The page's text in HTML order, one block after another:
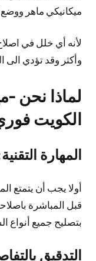
ميكانيكي ماهر
لأنه أي خلل في
وأكثر وقد تؤدي الى
لماذا نحن -
الكويت
المهارة
أولا يجب أن يتمتع
قبل المباشرة
بتصليح جميع أنواع
التدقيق